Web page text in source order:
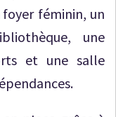
féminin, un
une
et une salle